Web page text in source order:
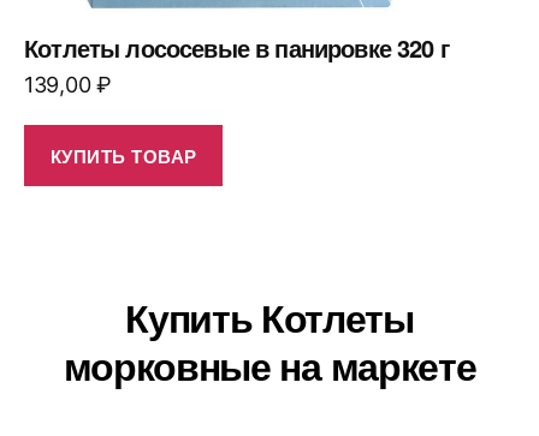
Котлеты лососевые в панировке 320 г
139,00₽
КУПИТЬ ТОВАР
Купить Котлеты
морковные на маркете